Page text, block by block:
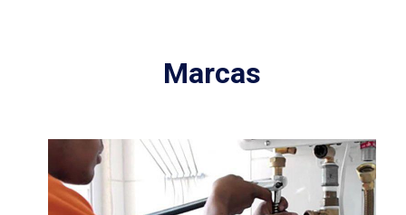
Marcas